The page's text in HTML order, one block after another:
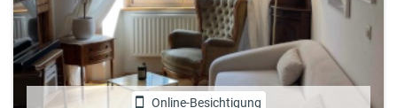
Online-Besichtigung